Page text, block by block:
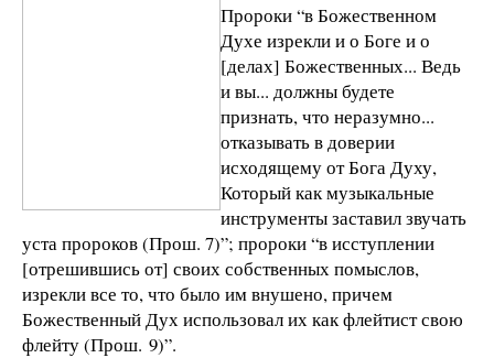
Пророки “в Божественном
Духе изрекли и о Боге и о
[делах] Божественных... Ведь
и вы... должны будете
признать, что неразумно...
отказывать в доверии
исходящему от Бога Духу,
Который как музыкальные
инструменты заставил звучать
уста пророков (Прош. 7)”; пророки “в исступлении
[отрешившись от] своих собственных помыслов,
изрекли все то, что было им внушено, причем
Божественный Дух использовал их как флейтист свою
флейту (Прош. 9)”.